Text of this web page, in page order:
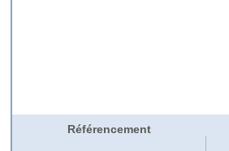
Référencement